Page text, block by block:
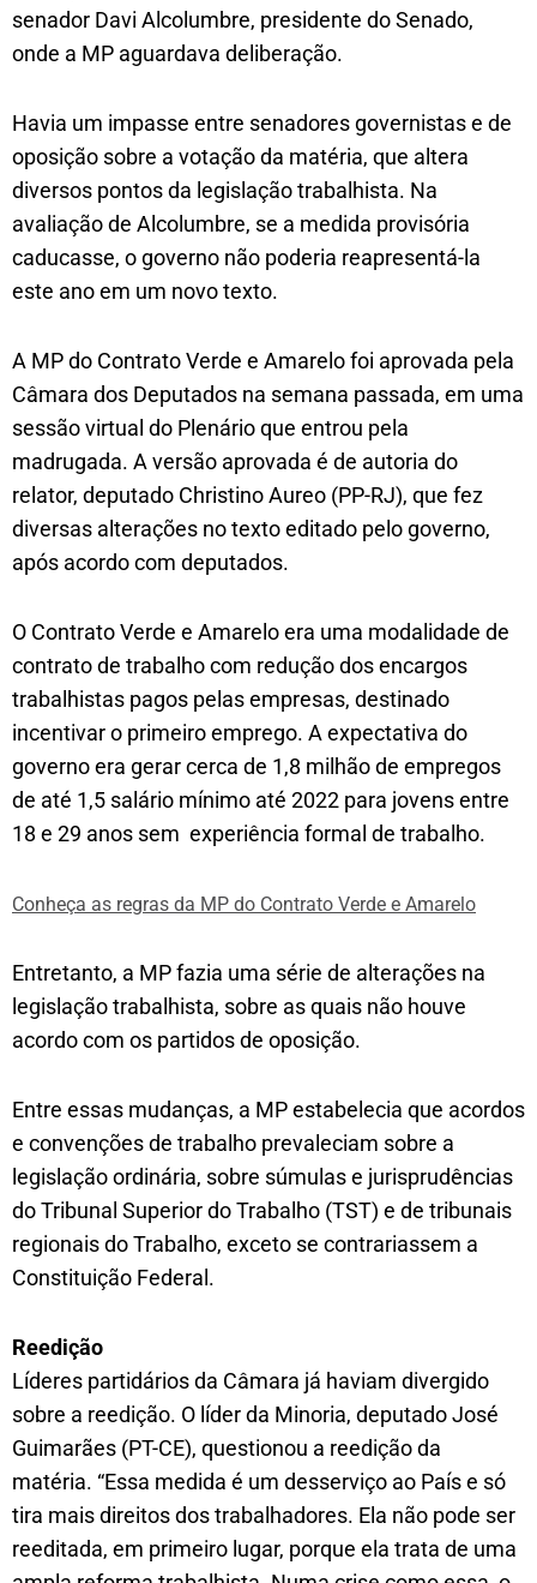
senador Davi Alcolumbre, presidente do Senado,
onde a MP aguardava deliberação.
Havia um impasse entre senadores governistas e de
oposição sobre a votação da matéria, que altera
diversos pontos da legislação trabalhista. Na
avaliação de Alcolumbre, se a medida provisória
caducasse, o governo não poderia reapresentá-la
este ano em um novo texto.
A MP do Contrato Verde e Amarelo foi aprovada pela
Câmara dos Deputados na semana passada, em uma
sessão virtual do Plenário que entrou pela
madrugada. A versão aprovada é de autoria do
relator, deputado Christino Aureo (PP-RJ), que fez
diversas alterações no texto editado pelo governo,
após acordo com deputados.
O Contrato Verde e Amarelo era uma modalidade de
contrato de trabalho com redução dos encargos
trabalhistas pagos pelas empresas, destinado
incentivar o primeiro emprego. A expectativa do
governo era gerar cerca de 1,8 milhão de empregos
de até 1,5 salário mínimo até 2022 para jovens entre
18 e 29 anos sem experiência formal de trabalho.
Conheça as regras da MP do Contrato Verde e Amarelo
Entretanto, a MP fazia uma série de alterações na
legislação trabalhista, sobre as quais não houve
acordo com os partidos de oposição.
Entre essas mudanças, a MP estabelecia que acordos
e convenções de trabalho prevaleciam sobre a
legislação ordinária, sobre súmulas e jurisprudências
do Tribunal Superior do Trabalho (TST) e de tribunais
regionais do Trabalho, exceto se contrariassem a
Constituição Federal.
Reedição
Líderes partidários da Câmara já haviam divergido
sobre a reedição. O líder da Minoria, deputado José
Guimarães (PT-CE), questionou a reedição da
matéria. “Essa medida é um desserviço ao País e só
tira mais direitos dos trabalhadores. Ela não pode ser
reeditada, em primeiro lugar, porque ela trata de uma